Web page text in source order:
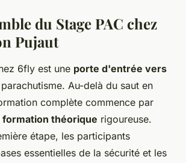
du Stage PAC chez
Pujaut
6fly est une porte d'entrée vers
Au-delà du saut en
complète commence par
formation théorique rigoureuse.
étape, les participants
essentielles de la sécurité et les